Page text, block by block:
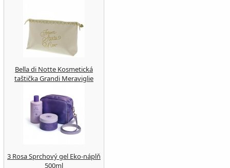
Bella di Notte Kosmetická
taštička Grandi Meraviglie
3 Rosa Sprchový gel Eko-náplň
500ml